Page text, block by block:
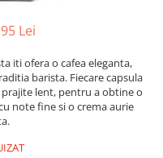
Lei
iti ofera o cafea eleganta,
barista. Fiecare capsula
lent, pentru a obtine o
note fine si o crema aurie